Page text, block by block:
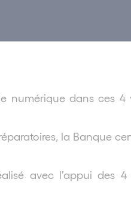
numérique dans ces
la Banque
avec l’appui des